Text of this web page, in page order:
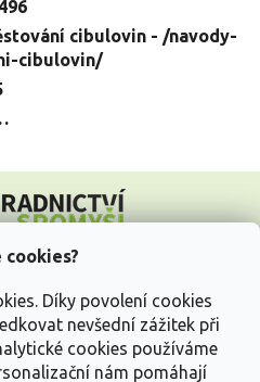
cookies?
Díky povolení cookies
nevšední zážitek při
cookies používáme
nám pomáhají
cibulovin - /navody-
cibulovin/